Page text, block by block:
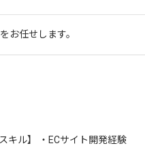
お任せします。
スキル】 ・ECサイト開発経験